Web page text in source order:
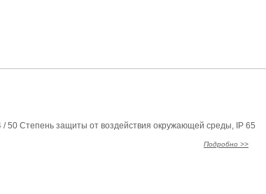
50 Степень защиты от воздействия окружающей среды, IP 65
Подробно >>